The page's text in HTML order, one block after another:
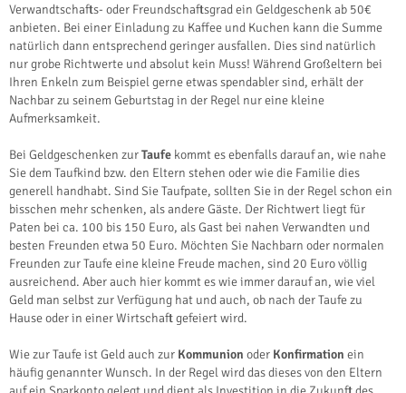
Verwandtschafts- oder Freundschaftsgrad ein Geldgeschenk ab 50€
anbieten. Bei einer Einladung zu Kaffee und Kuchen kann die Summe
natürlich dann entsprechend geringer ausfallen. Dies sind natürlich
nur grobe Richtwerte und absolut kein Muss! Während Großeltern bei
Ihren Enkeln zum Beispiel gerne etwas spendabler sind, erhält der
Nachbar zu seinem Geburtstag in der Regel nur eine kleine
Aufmerksamkeit.
Bei Geldgeschenken zurTaufe kommt es ebenfalls darauf an, wie nahe
Sie dem Taufkind bzw. den Eltern stehen oder wie die Familie dies
generell handhabt. Sind Sie Taufpate, sollten Sie in der Regel schon ein
bisschen mehr schenken, als andere Gäste. Der Richtwert liegt für
Paten bei ca. 100 bis 150 Euro, als Gast bei nahen Verwandten und
besten Freunden etwa 50 Euro. Möchten Sie Nachbarn oder normalen
Freunden zur Taufe eine kleine Freude machen, sind 20 Euro völlig
ausreichend. Aber auch hier kommt es wie immer darauf an, wie viel
Geld man selbst zur Verfügung hat und auch, ob nach der Taufe zu
Hause oder in einer Wirtschaft gefeiert wird.
Wie zur Taufe ist Geld auch zur Kommunion oder Konfirmation ein
häufig genannter Wunsch. In der Regel wird das dieses von den Eltern